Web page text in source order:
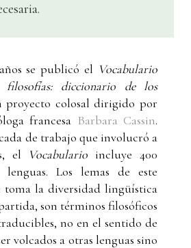
se publicó el Vocabulario
filosofías: diccionario de los
proyecto colosal dirigido por
francesa Barbara Cassin.
de trabajo que involucró a
el
Vocabulario incluye 400
lenguas. Los lemas de este
toma la diversidad lingüística
son términos filosóficos
no en el sentido de
volcados a otras lenguas sino